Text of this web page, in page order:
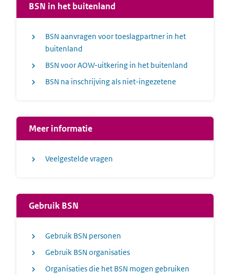
BSN in het buitenland
BSN aanvragen voor toeslagpartner in het
buitenland
BSN voor AOW-uitkering in het buitenland
BSN na inschrijving als niet-ingezetene
Meer informatie
Veelgestelde vragen
Gebruik BSN
Gebruik BSN personen
Gebruik BSN organisaties
Organisaties die het BSN mogen gebruiken